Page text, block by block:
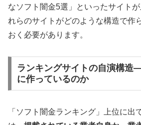
なソフト闇金5選」といったサイト
れらのサイトがどのような構造で作
おく必要があります。
ランキングサイトの自演構
に作っているのか
「ソフト闇金ランキング」上位に出